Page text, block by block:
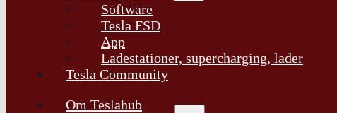
Software
Tesla FSD
App
Ladestationer, supercharging, lader
Tesla Community
Om Teslahub